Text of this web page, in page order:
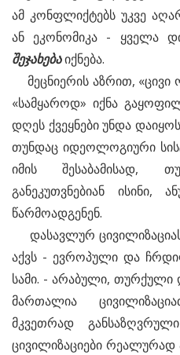
ამ კონფლიქტებს უკვე
ან ეკონომიკა - ყველა
შეჯახებაიქნება.
მეცნიერის აზრით,
«სამყაროდ» იქნა
დღეს ქვეყნები უნდა
თუნდაც იდეოლოგიური
იმის
განეკუთვნებიან ისინი,
წარმოადგენენ.
დასავლურ
აქვს - ევროპული და
სამი. - არაბული, თურქული
მართალია
მკვეთრად
ცივილიზაციები რეალურად